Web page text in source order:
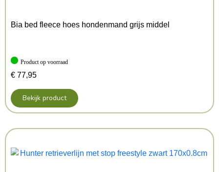
Bia bed fleece hoes hondenmand grijs middel
Product op voorraad
€ 77,95
Bekijk product